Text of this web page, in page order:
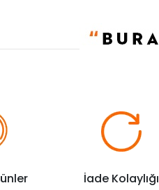
İade Kolaylığı